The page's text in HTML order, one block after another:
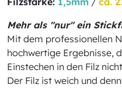
Mehr als "nur" ein
Mit dem professionellen
hochwertige Ergebnisse,
Einstechen in den Filz
Der Filz ist weich und